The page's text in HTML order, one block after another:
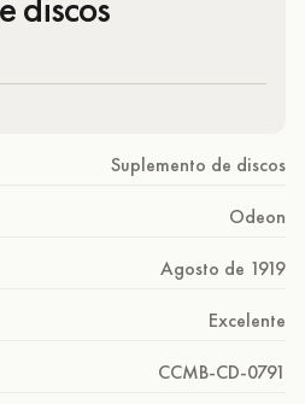
Suplemento de discos
Odeon
Agosto de 1919
Excelente
CCMB-CD-0791